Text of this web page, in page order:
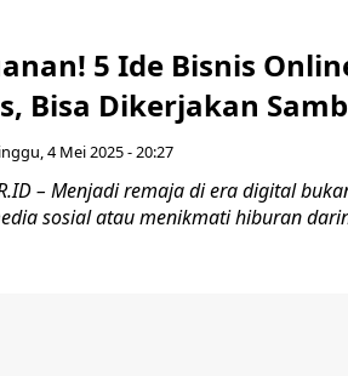
5 Ide Bisnis
Bisa Dikerjakan
4 Mei 2025 - 20:27
– Menjadi remaja di era digital
sosial atau menikmati hiburan